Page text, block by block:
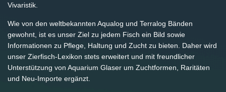
Vivaristik.
Wie von den weltbekannten Aqualog und Terralog Bänden
gewohnt, ist es unser Ziel zu jedem Fisch ein Bild sowie
Informationen zu Pflege, Haltung und Zucht zu bieten. Daher wird
unser Zierfisch-Lexikon stets erweitert und mit freundlicher
Unterstützung von Aquarium Glaser um Zuchtformen, Raritäten
und Neu-Importe ergänzt.